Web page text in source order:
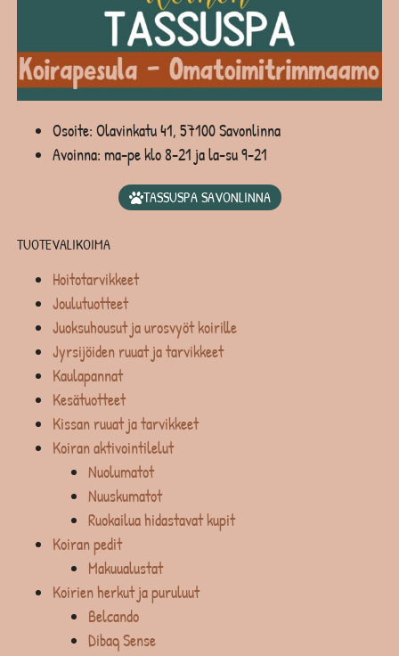
Osoite: Olavinkatu 41, 57100 Savonlinna
Avoinna: ma-pe klo 8-21 ja la-su 9-21
TASSUSPA SAVONLINNA
TUOTEVALIKOIMA
Hoitotarvikkeet
Joulutuotteet
Juoksuhousut ja urosvyöt koirille
Jyrsijöiden ruuat ja tarvikkeet
Kaulapannat
Kesätuotteet
Kissan ruuat ja tarvikkeet
Koiran aktivointilelut
Nuolumatot
Nuuskumatot
Ruokailua hidastavat kupit
Koiran pedit
Makuualustat
Koirien herkut ja puruluut
Belcando
Dibaq Sense